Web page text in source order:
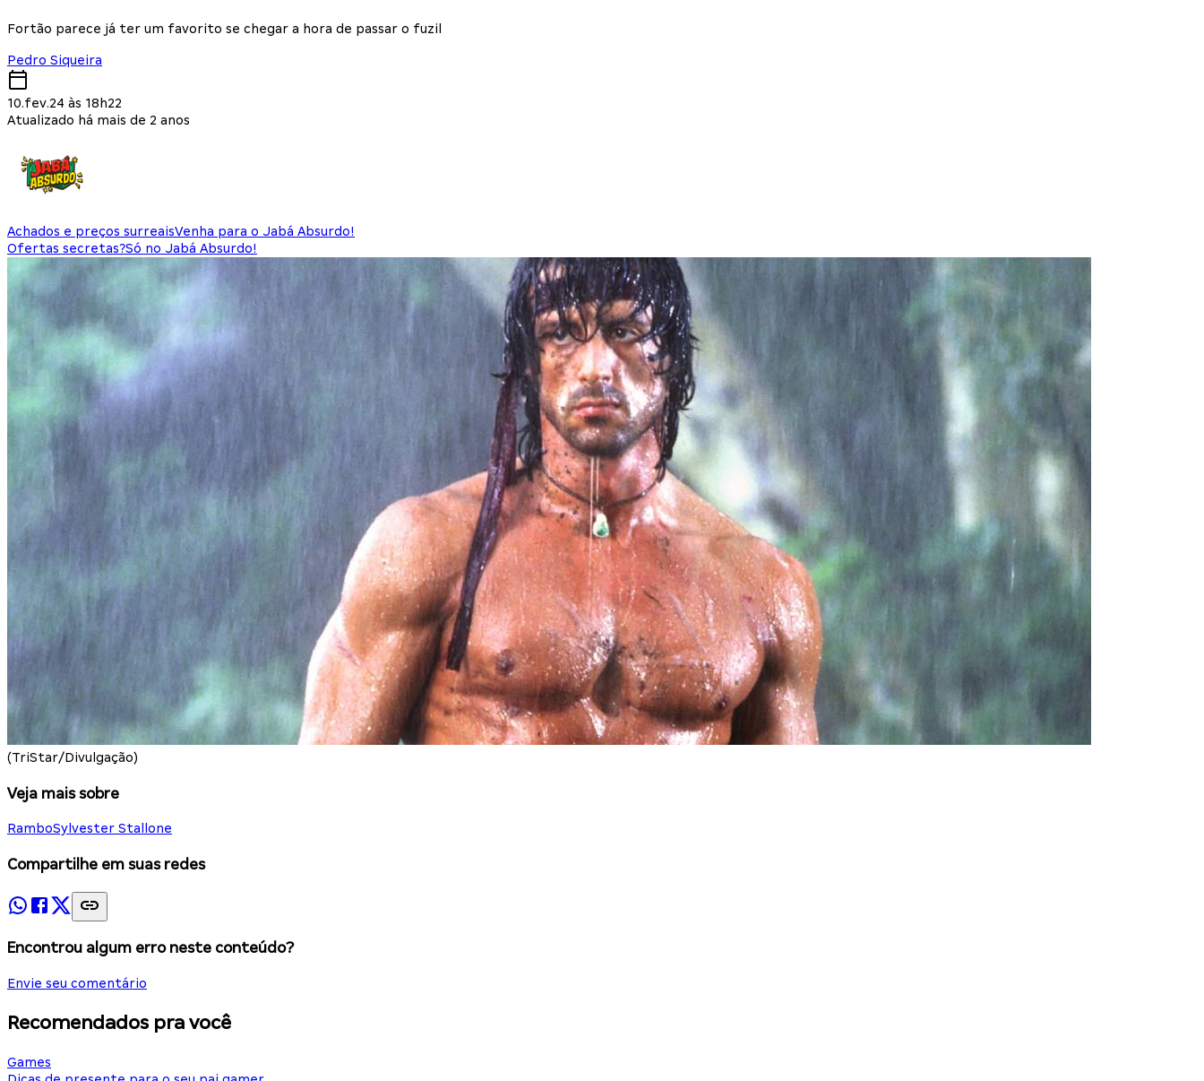
Fortão parece já ter um favorito se chegar a hora de passar o fuzil
Pedro Siqueira
10.fev.24 às 18h22
Atualizado há mais de 2 anos
Achados e preços surreaisVenha para o Jabá Absurdo!
Ofertas secretas?Só no Jabá Absurdo!
(TriStar/Divulgação)
Veja mais sobre
RamboSylvester Stallone
Compartilhe em suas redes
Encontrou algum erro neste conteúdo?
Envie seu comentário
Recomendados pra você
Games